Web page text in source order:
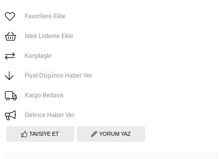
Favorilere Ekle
İstek Listeme Ekle
Karşılaştır
Fiyat Düşünce Haber Ver
Kargo Bedava
Gelince Haber Ver
TAVSIYE ET YORUM YAZ